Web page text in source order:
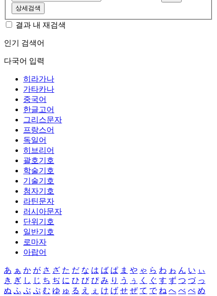
상세검색
결과 내 재검색
인기 검색어
다국어 입력
히라가나
가타카나
중국어
한글고어
그리스문자
프랑스어
독일어
히브리어
괄호기호
학술기호
기술기호
첨자기호
라틴문자
러시아문자
단위기호
일반기호
로마자
아랍어
あ ぁ か が さ ざ た だ な は ば ぱ ま や ゃ ら わ ゎ ん い ぃ
き ぎ し じ ち ぢ に ひ び ぴ み り う ぅ く ぐ す ず つ づ っ
ぬ ふ ぶ ぷ む ゆ ゅ る え ぇ け げ せ ぜ て で ね へ べ ぺ め